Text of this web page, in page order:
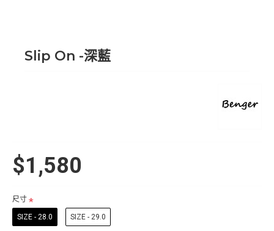
Slip On -深藍
$1,580
尺寸
SIZE - 28.0 SIZE - 29.0